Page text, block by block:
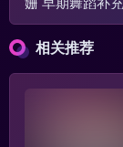
相关推荐